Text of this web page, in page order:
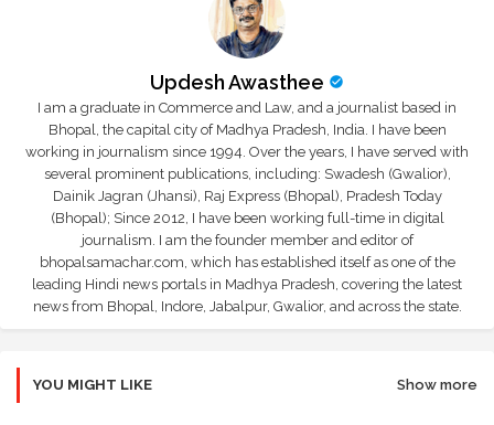
Updesh Awasthee
I am a graduate in Commerce and Law, and a journalist based in
Bhopal, the capital city of Madhya Pradesh, India. I have been
working in journalism since 1994. Over the years, I have served with
several prominent publications, including: Swadesh (Gwalior),
Dainik Jagran (Jhansi), Raj Express (Bhopal), Pradesh Today
(Bhopal); Since 2012, I have been working full-time in digital
journalism. I am the founder member and editor of
bhopalsamachar.com, which has established itself as one of the
leading Hindi news portals in Madhya Pradesh, covering the latest
news from Bhopal, Indore, Jabalpur, Gwalior, and across the state.
YOU MIGHT LIKE Show more